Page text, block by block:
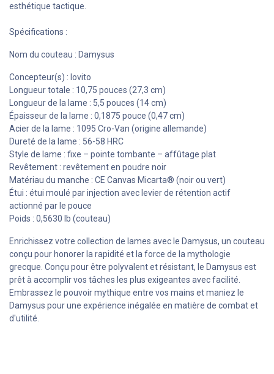
esthétique tactique.
Spécifications :
Nom du couteau : Damysus
Concepteur(s) : Iovito
Longueur totale : 10,75 pouces (27,3 cm)
Longueur de la lame : 5,5 pouces (14 cm)
Épaisseur de la lame : 0,1875 pouce (0,47 cm)
Acier de la lame : 1095 Cro-Van (origine allemande)
Dureté de la lame : 56-58 HRC
Style de lame : fixe – pointe tombante – affûtage plat
Revêtement : revêtement en poudre noir
Matériau du manche : CE Canvas Micarta® (noir ou vert)
Étui : étui moulé par injection avec levier de rétention actif
actionné par le pouce
Poids : 0,5630 lb (couteau)
Enrichissez votre collection de lames avec le Damysus, un couteau
conçu pour honorer la rapidité et la force de la mythologie
grecque. Conçu pour être polyvalent et résistant, le Damysus est
prêt à accomplir vos tâches les plus exigeantes avec facilité.
Embrassez le pouvoir mythique entre vos mains et maniez le
Damysus pour une expérience inégalée en matière de combat et
d'utilité.